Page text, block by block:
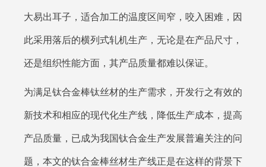
大易出耳子，适合加工的温度区间窄，咬入困难，因
此采用落后的横列式轧机生产，无论是在产品尺寸，
还是组织性能方面，其产品质量都难以保证。
为满足钛合金棒钛丝材的生产需求，开发行之有效的
新技术和相应的现代化生产线，降低生产成本，提高
产品质量，已成为我国钛合金生产发展普遍关注的问
题，本文的钛合金棒丝材生产线正是在这样的背景下